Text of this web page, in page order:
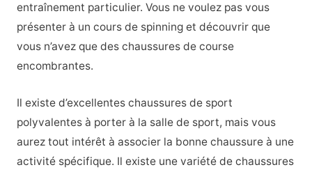
entraînement particulier. Vous ne voulez pas vous
présenter à un cours de spinning et découvrir que
vous n’avez que des chaussures de course
encombrantes.
Il existe d’excellentes chaussures de sport
polyvalentes à porter à la salle de sport, mais vous
aurez tout intérêt à associer la bonne chaussure à une
activité spécifique. Il existe une variété de chaussures